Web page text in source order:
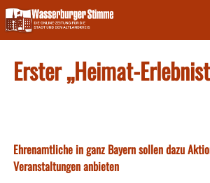
Skip
to
content
Erster „Heimat-
Ehrenamtliche in ganz Bayern sollen dazu
Veranstaltungen anbieten